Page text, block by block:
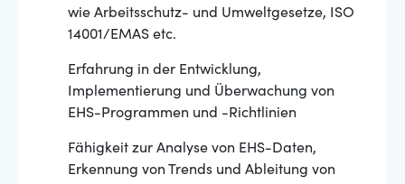
wie Arbeitsschutz- und Umweltgesetze, ISO
14001/EMAS etc.
Erfahrung in der Entwicklung,
Implementierung und Überwachung von
EHS-Programmen und -Richtlinien
Fähigkeit zur Analyse von EHS-Daten,
Erkennung von Trends und Ableitung von